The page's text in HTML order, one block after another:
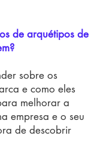
de arquétipos de
sobre os
e como eles
melhorar a
empresa e o seu
de descobrir